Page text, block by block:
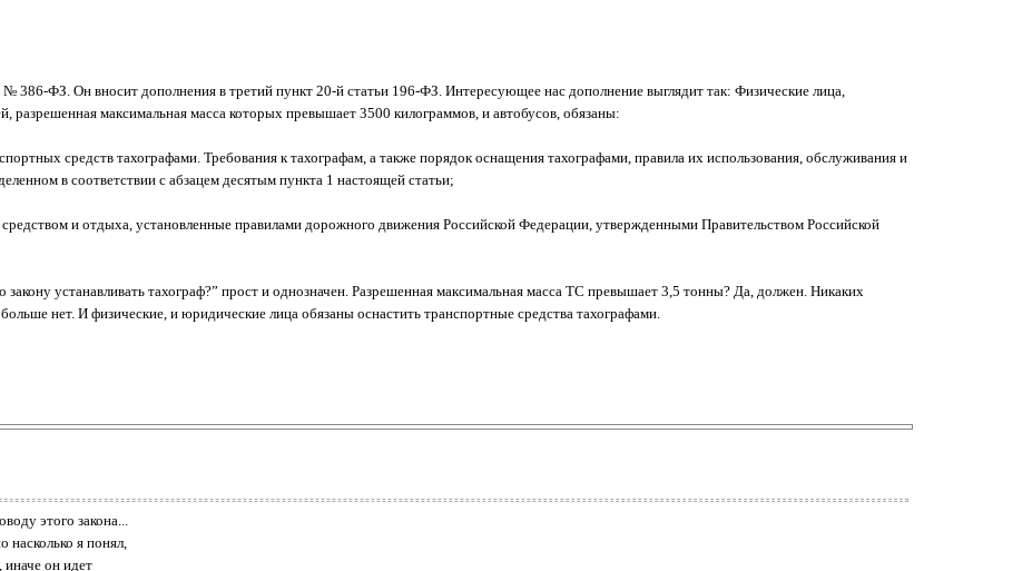
386-ФЗ. Он вносит дополнения в третий пункт 20-й статьи 196-ФЗ. Интересующее нас дополнение выглядит так: Физические лица,
разрешенная максимальная масса которых превышает 3500 килограммов, и автобусов, обязаны:
средств тахографами. Требования к тахографам, а также порядок оснащения тахографами, правила их использования, обслуживания и
в соответствии с абзацем десятым пункта 1 настоящей статьи;
и отдыха, установленные правилами дорожного движения Российской Федерации, утвержденными Правительством Российской
устанавливать тахограф?” прост и однозначен. Разрешенная максимальная масса ТС превышает 3,5 тонны? Да, должен. Никаких
нет. И физические, и юридические лица обязаны оснастить транспортные средства тахографами.
этого закона...
я понял,
иначе он идет